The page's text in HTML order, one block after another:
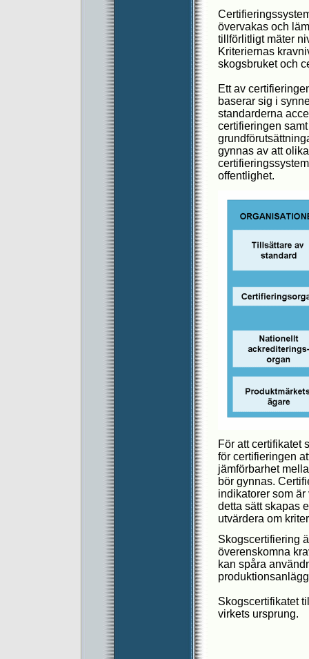
övervakas och
tillförlitligt mäter
Kriteriernas
skogsbruket och
Ett av
baserar sig i
standarderna
certifieringen
gynnas av att
offentlighet.
För att certifikatet
för certifieringen
jämförbarhet
bör gynnas.
indikatorer som
detta sätt skapas
utvärdera om
Skogscertifiering
överenskomna
kan spåra
Skogscertifikatet
virkets ursprung.